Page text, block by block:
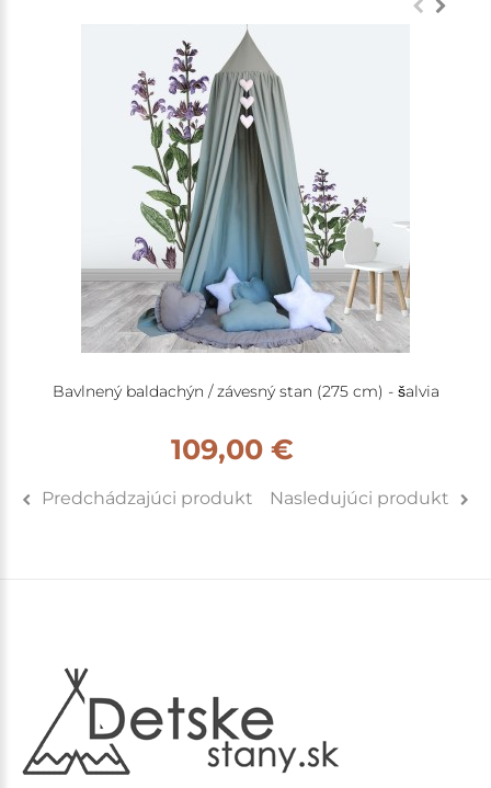
Bavlnený baldachýn / závesný stan (275 cm) - šalvia
109,00 €
Predchádzajúci produkt Nasledujúci produkt